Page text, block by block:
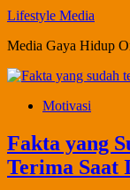
Lifestyle Media
Media Gaya Hidup
Motivasi
Fakta yang
Terima Saat